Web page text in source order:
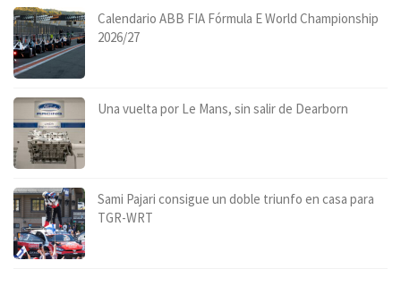
Calendario ABB FIA Fórmula E World Championship
2026/27
Una vuelta por Le Mans, sin salir de Dearborn
Sami Pajari consigue un doble triunfo en casa para
TGR-WRT